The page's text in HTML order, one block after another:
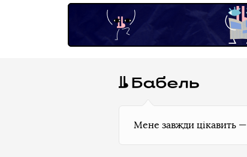
Мене завжди цікавить —